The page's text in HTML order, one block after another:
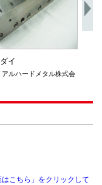
イ
アルハードメタル株式会
こちら」をクリックして